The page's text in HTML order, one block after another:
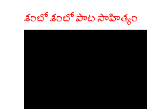
శంబో శంబో పాట సాహిత్యం